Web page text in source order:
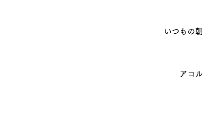
いつもの
アコ